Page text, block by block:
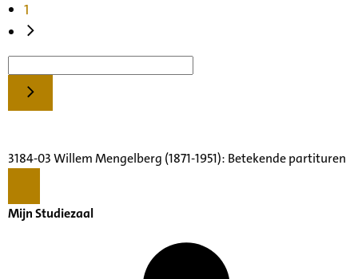
1
3184-03 Willem Mengelberg (1871-1951): Betekende partituren
Mijn Studiezaal